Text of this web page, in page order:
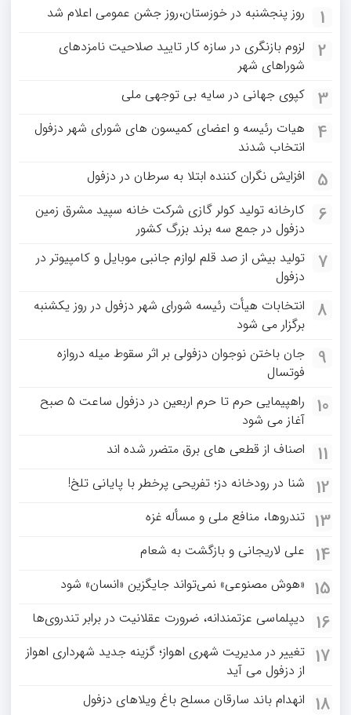
1 روز پنجشنبه در خوزستان،روز جشن عمومی اعلام شد
2
لزوم بازنگری در سازه کار تایید صلاحیت نامزدهای
شوراهای شهر
3 کپوی جهانی در سایه بی توجهی ملی
4
هیات رئیسه و اعضای کمیسون های شورای شهر دزفول
انتخاب شدند
5 افزایش نگران کننده ابتلا به سرطان در دزفول
6
کارخانه تولید کولر گازی شرکت خانه سپید مشرق زمین
دزفول در جمع سه برند بزرگ کشور
7
تولید بیش از صد قلم لوازم جانبی موبایل و کامپیوتر در
دزفول
8
انتخابات هیأت رئیسه شورای شهر دزفول در روز یکشنبه
برگزار می شود
9
جان باختن نوجوان دزفولی بر اثر سقوط میله دروازه
فوتسال
10
راهپیمایی حرم تا حرم اربعین در دزفول ساعت ۵ صبح
آغاز می شود
11 اصناف از قطعی های برق متضرر شده اند
12 شنا در رودخانه دز؛ تفریحی پرخطر با پایانی تلخ!
13 تندروها، منافع ملی و مسأله غزه
14 علی لاریجانی و بازگشت به شعام
15 «هوش مصنوعی» نمی‌تواند جایگزین «انسان» شود
16 دیپلماسی عزتمندانه، ضرورت عقلانیت در برابر تندروی‌ها
17 تغییر در مدیریت شهری اهواز؛ گزینه جدید شهرداری اهواز
از دزفول می آید
18 انهدام باند سارقان مسلح باغ‌ ویلاهای دزفول